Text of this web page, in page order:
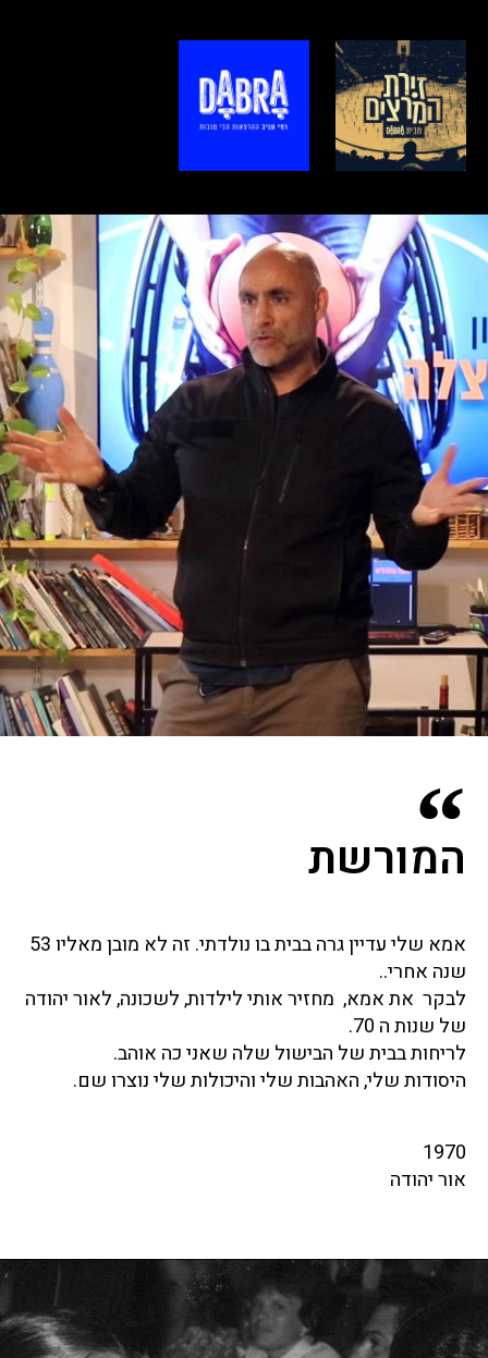
המורשת
אמא שלי עדיין גרה בבית בו נולדתי. זה לא מובן מאליו 53
שנה אחרי..
לבקר את אמא, מחזיר אותי לילדות, לשכונה, לאור יהודה
של שנות ה 70.
לריחות בבית של הבישול שלה שאני כה אוהב.
היסודות שלי, האהבות שלי והיכולות שלי נוצרו שם.
1970
אור יהודה